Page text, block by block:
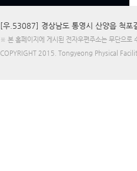
[우.53087] 경상남도 통영시 산양읍 척포
※ 본 홈페이지에 게시된 전자우편주소는 무단으로
COPYRIGHT 2015. Tongyeong Physical